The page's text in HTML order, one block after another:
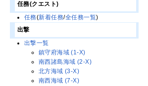
任務(クエスト)
任務(新着任務/全任務一覧)
出撃
出撃一覧
鎮守府海域 (1-X)
南西諸島海域 (2-X)
北方海域 (3-X)
南西海域 (7-X)